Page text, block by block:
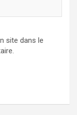
site dans le